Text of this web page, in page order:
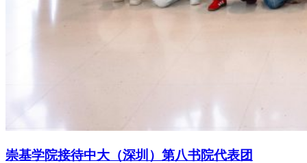
崇基学院接待中大（深圳）第八书院代表团